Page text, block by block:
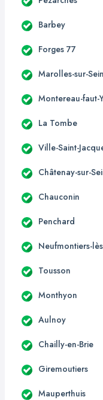
Barbey
Forges 77
Marolles-sur-
Montereau-faut-
La Tombe
Ville-Saint-
Châtenay-sur-
Chauconin
Penchard
Neufmontiers-
Tousson
Monthyon
Aulnoy
Chailly-en-Brie
Giremoutiers
Mauperthuis